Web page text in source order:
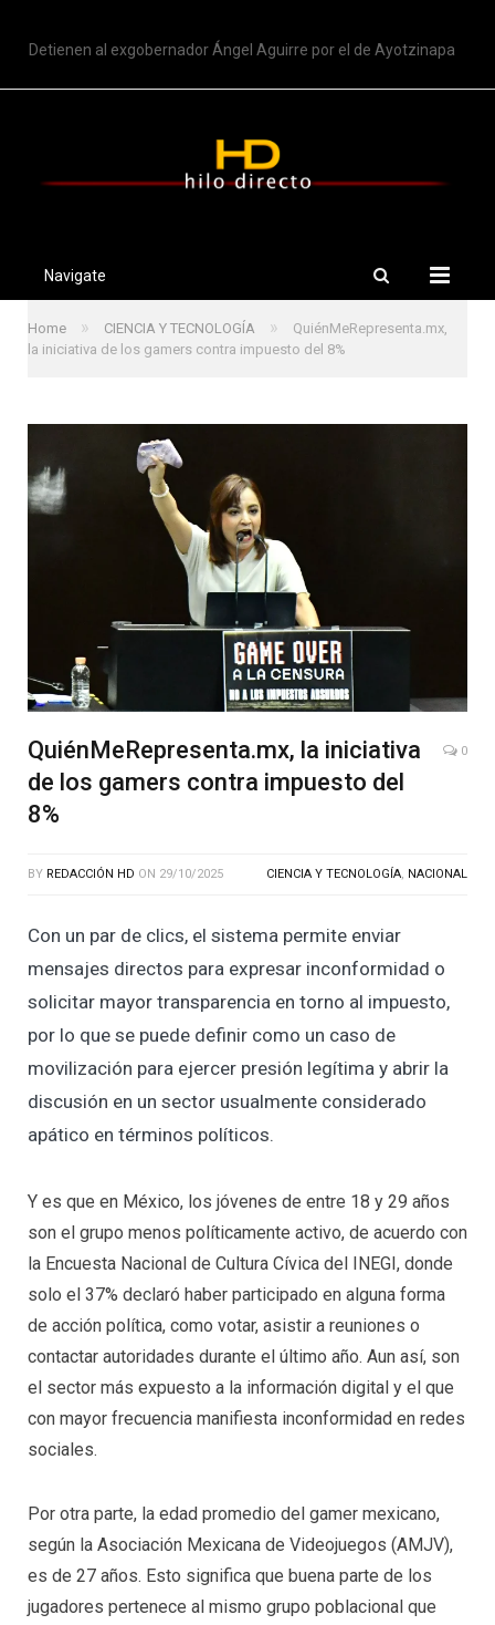
Detienen al exgobernador Ángel Aguirre por el de Ayotzinapa
Navigate
Home » CIENCIA Y TECNOLOGÍA »
QuiénMeRepresenta.mx,
la iniciativa de los gamers contra impuesto del 8%
QuiénMeRepresenta.mx, la iniciativa
de los gamers contra impuesto del
8%
0
BY REDACCIÓN HD ON 29/10/2025 CIENCIA Y TECNOLOGÍA, NACIONAL
Con un par de clics, el sistema permite enviar
mensajes directos para expresar inconformidad o
solicitar mayor transparencia en torno al impuesto,
por lo que se puede definir como un caso de
movilización para ejercer presión legítima y abrir la
discusión en un sector usualmente considerado
apático en términos políticos.
Y es que en México, los jóvenes de entre 18 y 29 años
son el grupo menos políticamente activo, de acuerdo con
la Encuesta Nacional de Cultura Cívica del INEGI, donde
solo el 37% declaró haber participado en alguna forma
de acción política, como votar, asistir a reuniones o
contactar autoridades durante el último año. Aun así, son
el sector más expuesto a la información digital y el que
con mayor frecuencia manifiesta inconformidad en redes
sociales.
Por otra parte, la edad promedio del gamer mexicano,
según la Asociación Mexicana de Videojuegos (AMJV),
es de 27 años. Esto significa que buena parte de los
jugadores pertenece al mismo grupo poblacional que